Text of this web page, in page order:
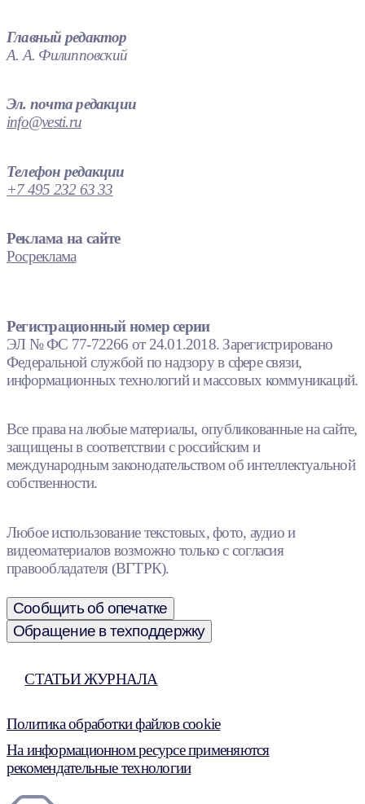
Главный редактор
А. А. Филипповский
Эл. почта редакции
info@vesti.ru
Телефон редакции
+7 495 232 63 33
Реклама на сайте
Росреклама
Регистрационный номер серии
ЭЛ № ФС 77-72266 от 24.01.2018. Зарегистрировано
Федеральной службой по надзору в сфере связи,
информационных технологий и массовых коммуникаций.
Все права на любые материалы, опубликованные на сайте,
защищены в соответствии с российским и
международным законодательством об интеллектуальной
собственности.
Любое использование текстовых, фото, аудио и
видеоматериалов возможно только с согласия
правообладателя (ВГТРК).
Сообщить об опечатке
Обращение в техподдержку
СТАТЬИ ЖУРНАЛА
Политика обработки файлов cookie
На информационном ресурсе применяются
рекомендательные технологии